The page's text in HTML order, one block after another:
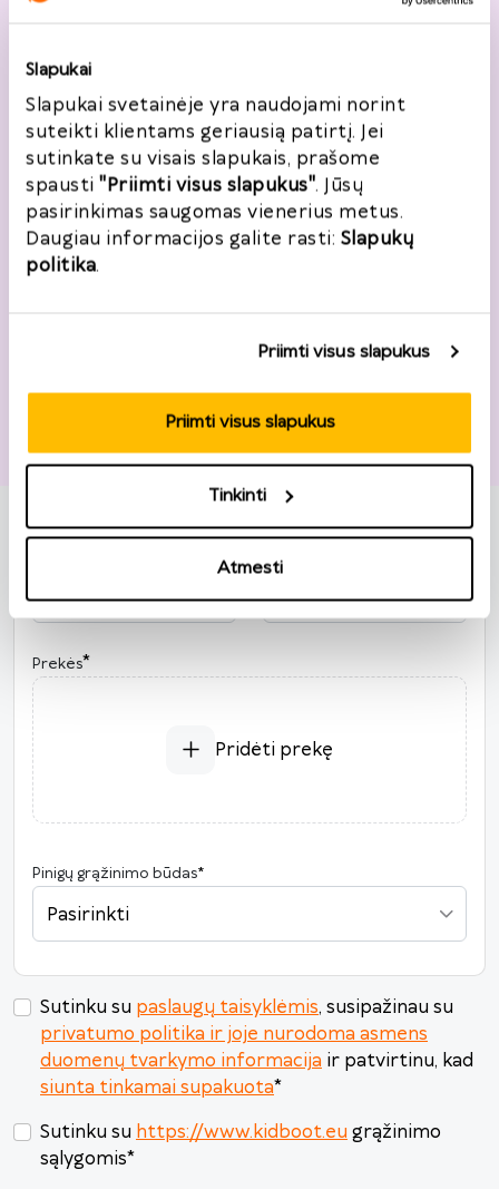
Slapukai
Slapukai svetainėje yra naudojami norint
suteikti klientams geriausią patirtį. Jei
sutinkate su visais slapukais, prašome
spausti "Priimti visus slapukus". Jūsų
pasirinkimas saugomas vienerius metus.
Daugiau informacijos galite rasti: Slapukų
politika.
Priimti visus slapukus
Priimti visus slapukus
Tinkinti
Atmesti
Vardas, pavardė
Telefonas*
+370
El. paštas
Grąžinimo informacija
P A T K Pn Š S
3 4 5 6
31 1 2 3 4 5 6
Šiandien Išvalyti Uždaryti
Prekės*
Pridėti prekę
Pinigų grąžinimo būdas*
Pasirinkti
Sutinku su paslaugų taisyklėmis, susipažinau su
privatumo politika ir joje nurodoma asmens
duomenų tvarkymo informacija ir patvirtinu, kad
siunta tinkamai supakuota*
Sutinku su https://www.kidboot.eu grąžinimo
sąlygomis*